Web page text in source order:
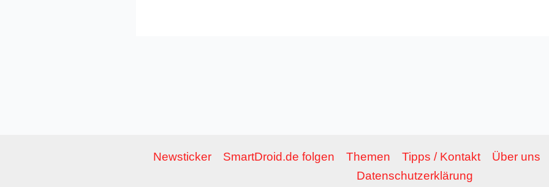
Newsticker SmartDroid.de folgen Themen Tipps / Kontakt Über uns
Datenschutzerklärung